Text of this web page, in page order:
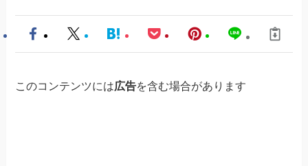
このコンテンツには広告を含む場合があります